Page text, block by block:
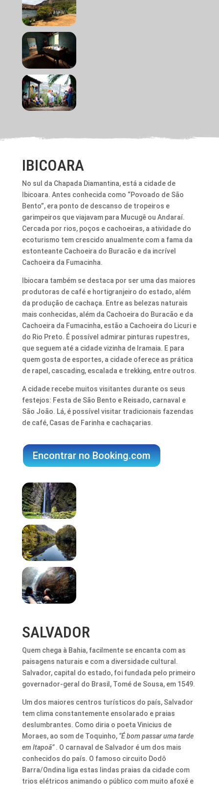
IBICOARA
No sul da Chapada Diamantina, está a cidade de
Ibicoara. Antes conhecida como “Povoado de São
Bento”, era ponto de descanso de tropeiros e
garimpeiros que viajavam para Mucugê ou Andaraí.
Cercada por rios, poços e cachoeiras, a atividade do
ecoturismo tem crescido anualmente com a fama da
estonteante Cachoeira do Buracão e da incrível
Cachoeira da Fumacinha.
Ibiocara também se destaca por ser uma das maiores
produtoras de café e hortigranjeiro do estado, além
da produção de cachaça. Entre as belezas naturais
mais conhecidas, além da Cachoeira do Buracão e da
Cachoeira da Fumacinha, estão a Cachoeira do Licuri e
do Rio Preto. É possível admirar pinturas rupestres,
que seguem até a cidade vizinha de Iramaia. E para
quem gosta de esportes, a cidade oferece as prática
de rapel, cascading, escalada e trekking, entre outros.
A cidade recebe muitos visitantes durante os seus
festejos: Festa de São Bento e Reisado, carnaval e
São João. Lá, é possível visitar tradicionais fazendas
de café, Casas de Farinha e cachaçarias.
Encontrar no Booking.com
SALVADOR
Quem chega à Bahia, facilmente se encanta com as
paisagens naturais e com a diversidade cultural.
Salvador, capital do estado, foi fundada pelo primeiro
governador-geral do Brasil, Tomé de Sousa, em 1549.
Um dos maiores centros turísticos do país, Salvador
tem clima constantemente ensolarado e praias
deslumbrantes. Como diria o poeta Vinicius de
Moraes, ao som de Toquinho, “É bom passar uma tarde
em Itapoã”. O carnaval de Salvador é um dos mais
conhecidos do país. O famoso circuito Dodô
Barra/Ondina liga estas lindas praias da cidade com
trios elétricos animando o público com muito afoxé e